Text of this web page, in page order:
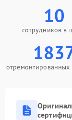
10
сотрудников в
отремонтированных